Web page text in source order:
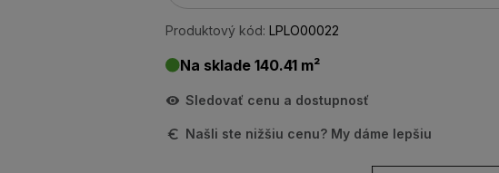
Produktový kód: LPLO00022
Na sklade 140.41 m²
Sledovať cenu a dostupnosť
Našli ste nižšiu cenu? My dáme lepšiu